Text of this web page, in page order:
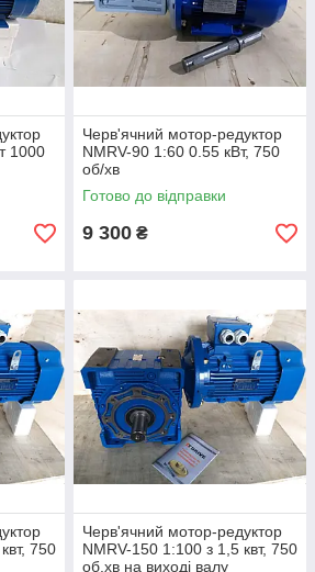
1000
Черв'ячний мотор-редуктор
NMRV-90 1:60 0.55 кВт, 750
об/хв
Готово до відправки
9 300 ₴
750
Черв'ячний мотор-редуктор
NMRV-150 1:100 з 1,5 квт, 750
об.хв на виході валу